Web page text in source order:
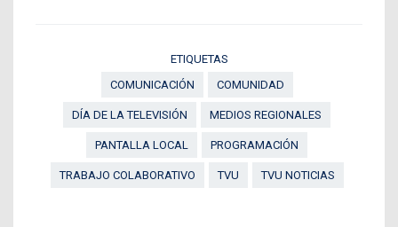
ETIQUETAS
COMUNICACIÓN
COMUNIDAD
DÍA DE LA TELEVISIÓN MEDIOS REGIONALES
PANTALLA LOCAL PROGRAMACIÓN
TRABAJO COLABORATIVO TVU TVU NOTICIAS